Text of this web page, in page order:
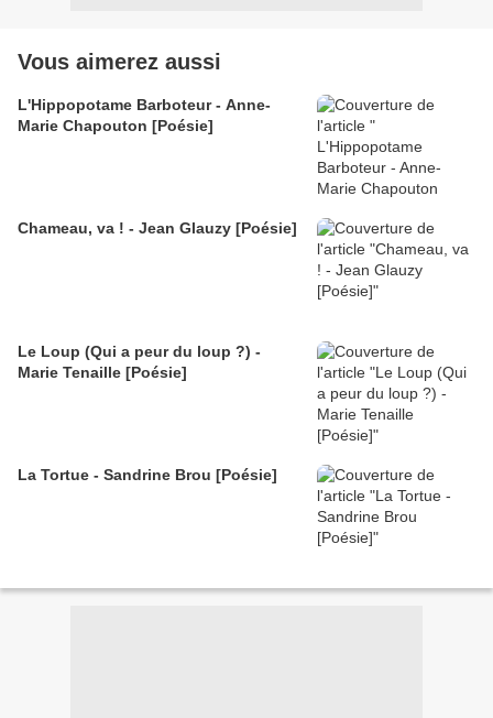
Vous aimerez aussi
L'Hippopotame Barboteur - Anne-
Marie Chapouton [Poésie]
Chameau, va ! - Jean Glauzy [Poésie]
Le Loup (Qui a peur du loup ?) -
Marie Tenaille [Poésie]
La Tortue - Sandrine Brou [Poésie]